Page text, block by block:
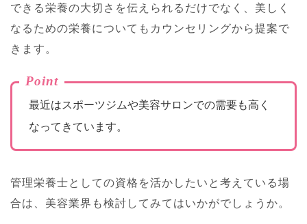
できる栄養の大切さを伝えられるだけでなく、美しく
なるための栄養についてもカウンセリングから提案で
きます。
Point
最近はスポーツジムや美容サロンでの需要も高く
なってきています。
管理栄養士としての資格を活かしたいと考えている場
合は、美容業界も検討してみてはいかがでしょうか。